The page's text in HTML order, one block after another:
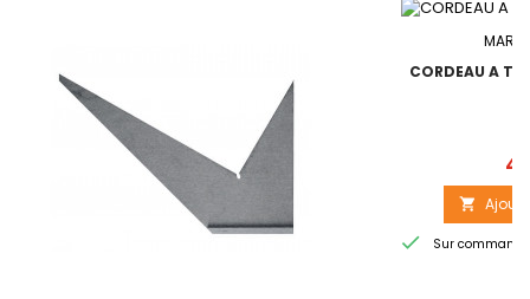
CORDEAU A

 Sur